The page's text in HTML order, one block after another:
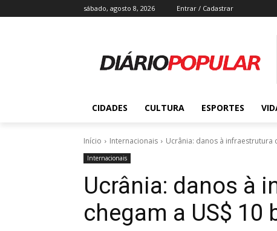
sábado, agosto 8, 2026 Entrar / Cadastrar
CIDADES CULTURA ESPORTES
Início Internacionais Ucrânia: danos à infraestrutura
Internacionais
Ucrânia: danos à
chegam a US$ 10